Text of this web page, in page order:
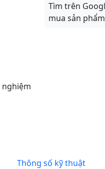
Tìm trên
mua sản
Thông số kỹ thuật